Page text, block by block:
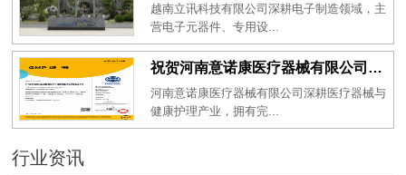
越南立讯科技有限公司深耕电子制造领域，主
营电子元器件、专用设...
祝贺河南意诺康医疗器械有限公司2026年一次性成功通过GMP认证
河南意诺康医疗器械有限公司深耕医疗器械与
健康护理产业，拥有完...
行业资讯